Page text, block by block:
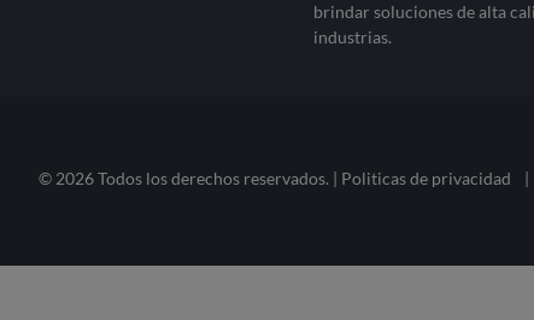
brindar soluciones de alta
industrias.
© 2026 Todos los derechos reservados. | Politicas de privacidad |